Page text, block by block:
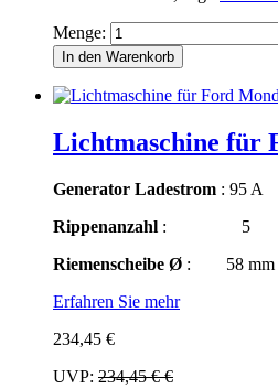
Menge:
In den Warenkorb
Lichtmaschine für
Generator Ladestrom : 95 A
Rippenanzahl : 5
Riemenscheibe Ø : 58 mm
Erfahren Sie mehr
234,45 €
UVP: 234,45 €€